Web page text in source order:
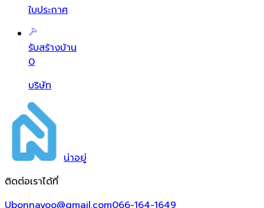
ใบประกาศ
รับสร้างบ้าน
0
บริษัท
น่าอยู่
ติดต่อเราได้ที่
Ubonnayoo@gmail.com066-164-1649